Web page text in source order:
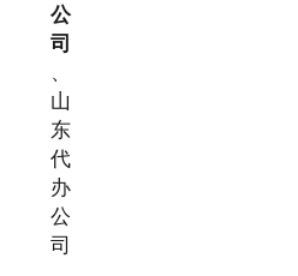
公
司
、
山
东
代
办
公
司